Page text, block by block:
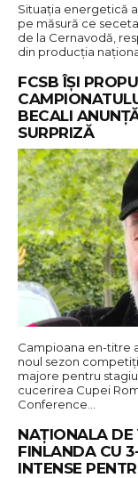
Situația energetică
pe măsură ce
de la Cernavodă,
din producția
FCSB ÎȘI
BECALI
SURPRIZĂ
Campioana en-titre
noul sezon
majore pentru
cucerirea Cupei
Conference…
NAȚIONALA DE
FINLANDA CU
INTENSE